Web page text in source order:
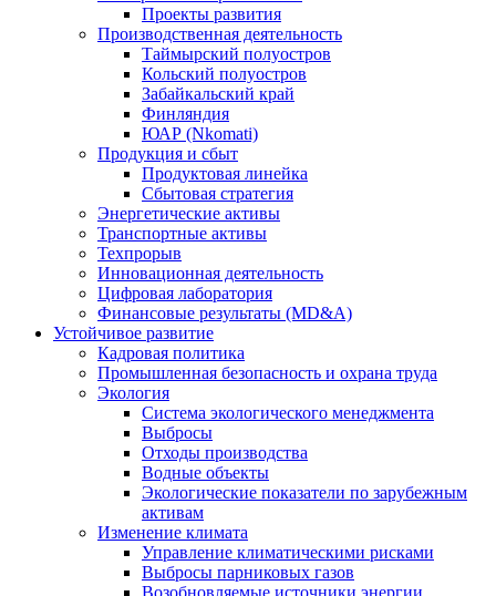
Проекты развития
Производственная деятельность
Таймырский полуостров
Кольский полуостров
Забайкальский край
Финляндия
ЮАР (Nkomati)
Продукция и сбыт
Продуктовая линейка
Сбытовая стратегия
Энергетические активы
Транспортные активы
Техпрорыв
Инновационная деятельность
Цифровая лаборатория
Финансовые результаты (MD&A)
Устойчивое развитие
Кадровая политика
Промышленная безопасность и охрана труда
Экология
Система экологического менеджмента
Выбросы
Отходы производства
Водные объекты
Экологические показатели по зарубежным
активам
Изменение климата
Управление климатическими рисками
Выбросы парниковых газов
Возобновляемые источники энергии